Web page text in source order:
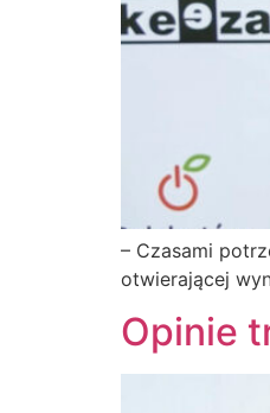
– Czasami
otwierającej
Opinie